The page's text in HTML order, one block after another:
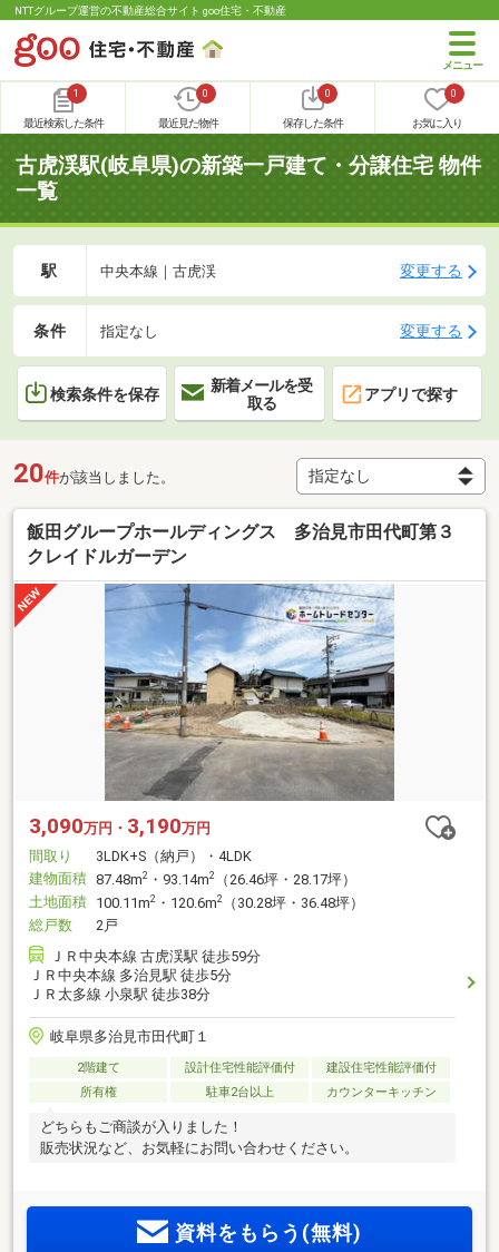
NTTグループ運営の不動産総合サイト goo住宅・不動産
1
最近検索した条件
0
最近見た物件
0
保存した条件
0
お気に入り
古虎渓駅(岐阜県)の新築一戸建て・分譲住宅 物件
一覧
駅 中央本線｜古虎渓 変更する
条件 指定なし 変更する
検索条件を保存
新着メールを受
取る
アプリで探す
20件が該当しました。
飯田グループホールディングス 多治見市田代町第３
クレイドルガーデン
3,090万円・ 3,190万円
間取り
3LDK+S（納戸）・4LDK
建物面積 87.48m2 ・93.14m2
（26.46坪・28.17坪）
土地面積 100.11m2 ・120.6m2
（30.28坪・36.48坪）
総戸数
2戸
ＪＲ中央本線 古虎渓駅 徒歩59分
ＪＲ中央本線 多治見駅 徒歩5分
ＪＲ太多線 小泉駅 徒歩38分
岐阜県多治見市田代町１
2階建て 設計住宅性能評価付
建設住宅性能評価付
所有権
駐車2台以上 カウンターキッチン
どちらもご商談が入りました！
販売状況など、お気軽にお問い合わせください。
資料をもらう(無料)